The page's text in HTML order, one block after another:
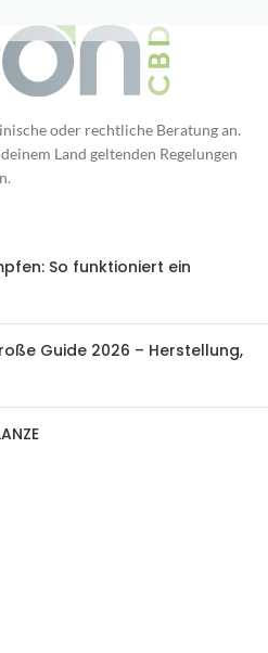
oder rechtliche Beratung an.
Land geltenden Regelungen
So funktioniert ein
Guide 2026 – Herstellung,